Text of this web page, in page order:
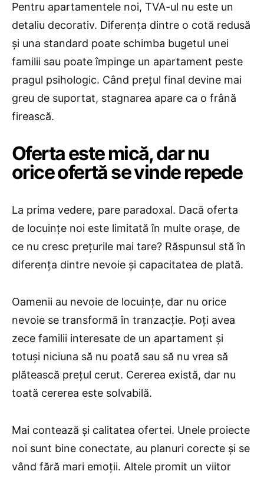
Pentru apartamentele noi, TVA-ul nu este un
detaliu decorativ. Diferența dintre o cotă redusă
și una standard poate schimba bugetul unei
familii sau poate împinge un apartament peste
pragul psihologic. Când prețul final devine mai
greu de suportat, stagnarea apare ca o frână
firească.
Oferta este mică, dar nu
orice ofertă se vinde repede
La prima vedere, pare paradoxal. Dacă oferta
de locuințe noi este limitată în multe orașe, de
ce nu cresc prețurile mai tare? Răspunsul stă în
diferența dintre nevoie și capacitatea de plată.
Oamenii au nevoie de locuințe, dar nu orice
nevoie se transformă în tranzacție. Poți avea
zece familii interesate de un apartament și
totuși niciuna să nu poată sau să nu vrea să
plătească prețul cerut. Cererea există, dar nu
toată cererea este solvabilă.
Mai contează și calitatea ofertei. Unele proiecte
noi sunt bine conectate, au planuri corecte și se
vând fără mari emoții. Altele promit un viitor